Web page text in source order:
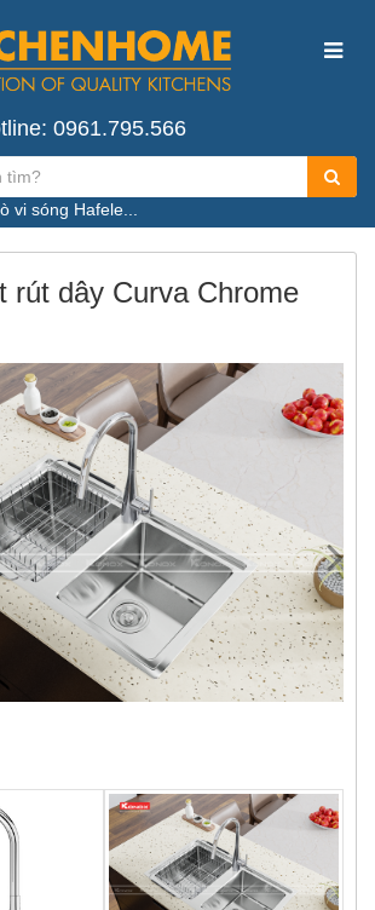
0961.795.566
vi sóng Hafele...
rút dây Curva Chrome